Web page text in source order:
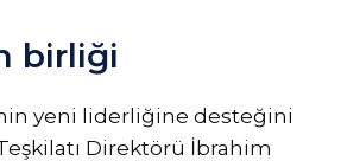
birliği
yeni liderliğine desteğini
Direktörü İbrahim